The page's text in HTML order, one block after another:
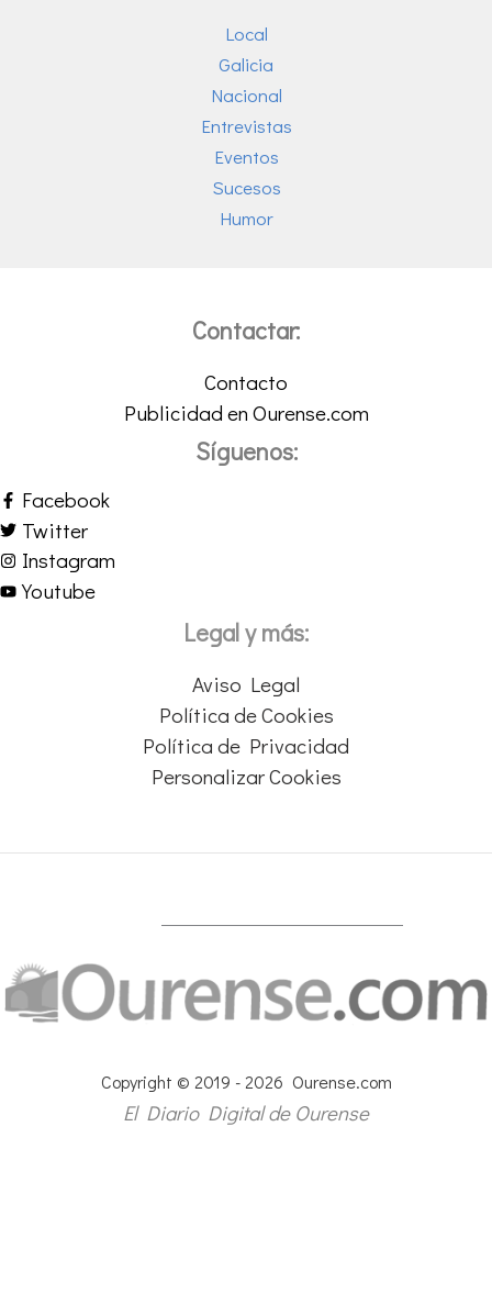
Local
Galicia
Nacional
Entrevistas
Eventos
Sucesos
Humor
Contactar:
Contacto
Publicidad en Ourense.com
Síguenos:
Facebook
Twitter
Instagram
Youtube
Legal y más:
Aviso Legal
Política de Cookies
Política de Privacidad
Personalizar Cookies
Copyright © 2019 - 2026 Ourense.com
El Diario Digital de Ourense